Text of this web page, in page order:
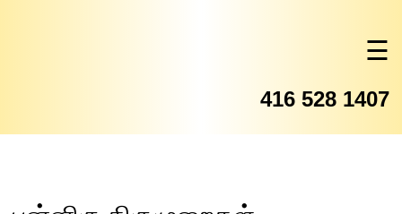
☰
416 528 1407